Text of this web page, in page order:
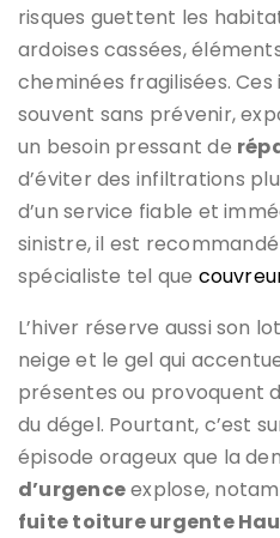
risques guettent les
ardoises cassées,
cheminées fragilisées.
souvent sans prévenir,
un besoin pressant de
d’éviter des infiltrations
d’un service fiable et
sinistre, il est
spécialiste tel que
L’hiver réserve aussi son
neige et le gel qui
présentes ou provoquent
du dégel. Pourtant, c’est
épisode orageux que la
d’urgenceexplose,
fuite toiture urgente